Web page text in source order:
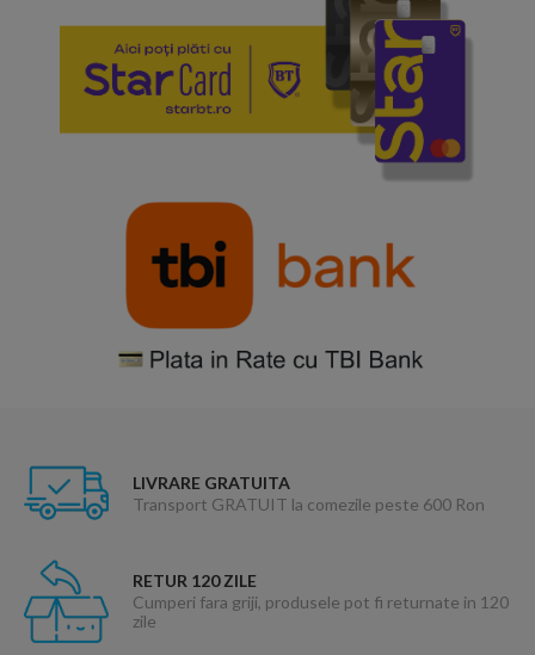
LIVRARE GRATUITA
Transport GRATUIT la comezile peste 600 Ron
RETUR 120 ZILE
Cumperi fara griji, produsele pot fi returnate in 120
zile